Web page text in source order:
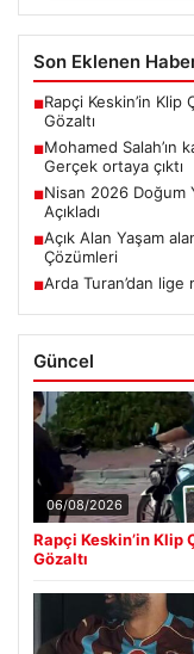
Son Eklenen
■Rapçi Keskin’in Klip
Gözaltı
■Mohamed Salah’ın
Gerçek ortaya çıktı
■Nisan 2026 Doğum
Açıkladı
■Açık Alan Yaşam
Çözümleri
■Arda Turan’dan
Güncel
06/08/2026
Rapçi Keskin’in Klip
Gözaltı